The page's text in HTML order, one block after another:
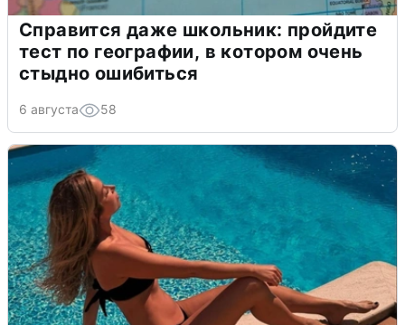
Справится даже школьник: пройдите
тест по географии, в котором очень
стыдно ошибиться
6 августа 58